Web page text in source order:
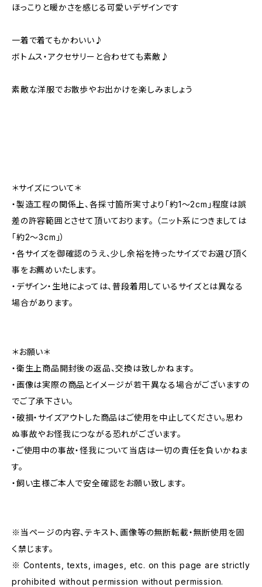
ほっこりと暖かさを感じる可愛いデザインです
一着で着てもかわいい♪
ボトムス・アクセサリーと合わせても素敵♪
素敵な洋服でお散歩やお出かけを楽しみましょう
＊サイズについて＊
・製造工程の関係上、各採寸箇所実寸より「約1～2cm」程度は誤
差の許容範囲とさせて頂いております。 （ニット系につきましては
「約2～3cm」）
・各サイズを御確認のうえ、少し余裕を持ったサイズでお選び頂く
事をお薦めいたします。
・デザイン・生地によっては、普段着用しているサイズとは異なる
場合があります。
＊お願い＊
・衛生上商品開封後の返品、交換は致しかねます。
・画像は実際の商品とイメージが若干異なる場合がございますの
でご了承下さい。
・破損・サイズアウトした商品はご使用を中止してください。思わ
ぬ事故やお怪我につながる恐れがございます。
・ご使用中の事故・怪我について当店は一切の責任を負いかねま
す。
・飼い主様ご本人で安全確認をお願い致します。
※当ページの内容、テキスト、画像等の無断転載・無断使用を固
く禁じます。
※ Contents, texts, images, etc. on this page are strictly
prohibited without permission without permission.